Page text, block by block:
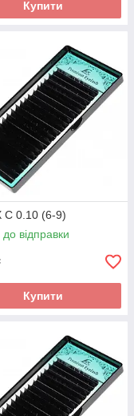
Купити
C 0.10 (6-9)
до відправки
Купити